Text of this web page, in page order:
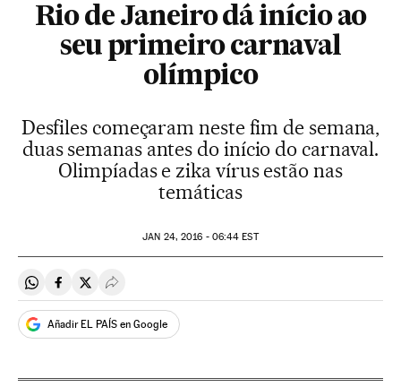
Rio de Janeiro dá início ao
seu primeiro carnaval
olímpico
Desfiles começaram neste fim de semana,
duas semanas antes do início do carnaval.
Olimpíadas e zika vírus estão nas
temáticas
JAN 24, 2016 - 06:44 EST
Compartir en Whatsapp
Compartir en Facebook
Compartir en Twitter
Desplegar Redes Sociales
Añadir EL PAÍS en Google